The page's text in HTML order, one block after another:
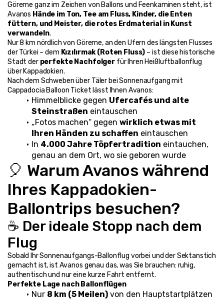
Göreme ganz im Zeichen von Ballons und Feenkaminen steht, ist
Avanos Hände im Ton, Tee am Fluss, Kinder, die Enten
füttern, und Meister, die rotes Erdmaterial in Kunst
verwandeln.
Nur 8 km nördlich von Göreme, an den Ufern des längsten Flusses
der Türkei – dem Kızılırmak (Roten Fluss) – ist diese historische
Stadt der perfekte Nachfolger für Ihren Heißluftballonflug
über Kappadokien.
Nach dem Schweben über Täler bei Sonnenaufgang mit
Cappadocia Balloon Ticket lässt Ihnen Avanos:
Himmelblicke gegen Ufercafés und alte
Steinstraßen eintauschen
„Fotos machen“ gegen wirklich etwas mit
Ihren Händen zu schaffen eintauschen
In 4.000 Jahre Töpfertradition eintauchen,
genau an dem Ort, wo sie geboren wurde
🎈 Warum Avanos während
Ihres Kappadokien-
Ballontrips besuchen?
☕ Der ideale Stopp nach dem
Flug
Sobald Ihr Sonnenaufgangs-Ballonflug vorbei und der Sektanstich
gemacht ist, ist Avanos genau das, was Sie brauchen: ruhig,
authentisch und nur eine kurze Fahrt entfernt.
Perfekte Lage nach Ballonflügen
Nur 8 km (5 Meilen) von den Hauptstartplätzen